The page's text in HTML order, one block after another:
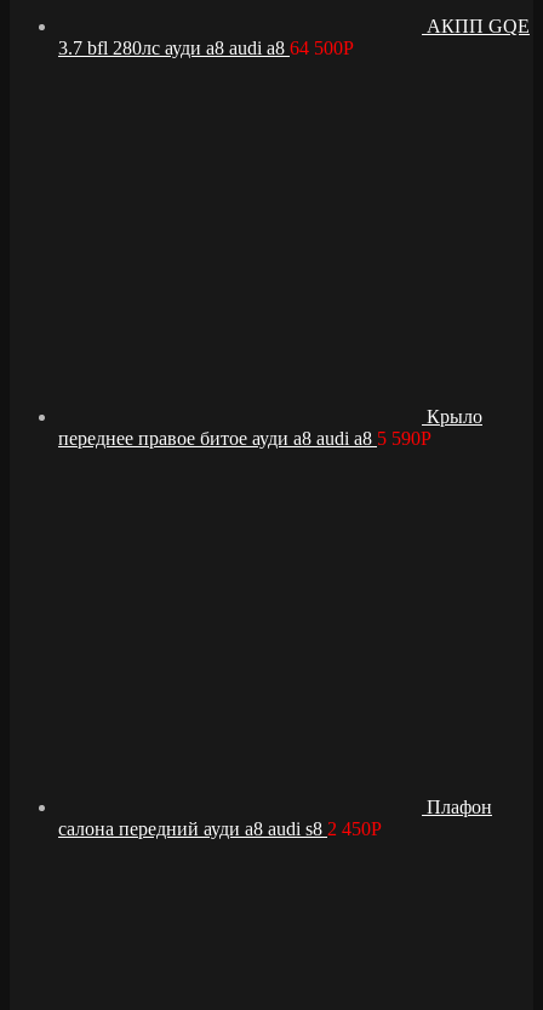
АКПП GQE
3.7 bfl 280лс ауди а8 audi a8 64 500Р
Крыло
переднее правое битое ауди а8 audi a8 5 590Р
Плафон
салона передний ауди а8 audi s8 2 450Р